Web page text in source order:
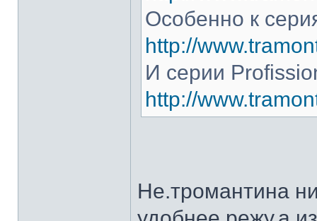
Особенно к
http://
И серии
http://
Не.тромантина